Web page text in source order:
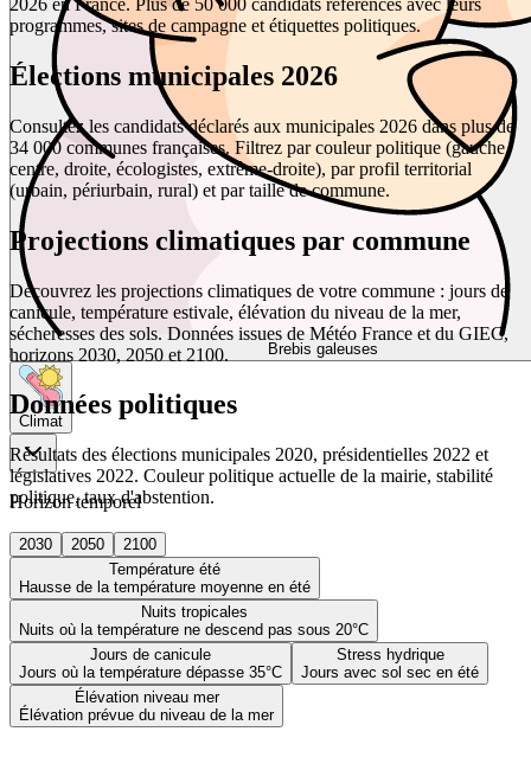
Brebis galeuses
Climat
Horizon temporel
2030 2050
2100
Température été
Hausse de la température moyenne en été
Nuits tropicales
Nuits où la température ne descend pas sous 20°C
Jours de canicule
Jours où la température dépasse 35°C
Stress hydrique
Jours avec sol sec en été
Élévation niveau mer
Élévation prévue du niveau de la mer
programmes, sites de campagne et étiquettes politiques.
Élections municipales 2026
Consultez les candidats déclarés aux municipales 2026 dans plus de
34 000 communes françaises. Filtrez par couleur politique (gauche,
centre, droite, écologistes, extrême-droite), par profil territorial
(urbain, périurbain, rural) et par taille de commune.
Projections climatiques par commune
Découvrez les projections climatiques de votre commune : jours de
canicule, température estivale, élévation du niveau de la mer,
sécheresses des sols. Données issues de Météo France et du GIEC,
horizons 2030, 2050 et 2100.
Données politiques
Résultats des élections municipales 2020, présidentielles 2022 et
législatives 2022. Couleur politique actuelle de la mairie, stabilité
politique, taux d'abstention.